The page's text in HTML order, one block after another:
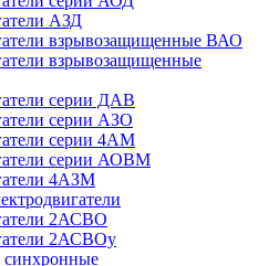
АЗД
взрывозащищенные ВАО
взрывозащищенные
серии ДАВ
серии АЗО
серии 4АМ
серии АОВМ
4АЗМ
2АСВО
2АСВОу
синхронные